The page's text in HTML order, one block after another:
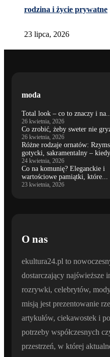
rodzina i życie prywatne
23 lipca, 2026
moda
Total look – co to znaczy i
26 kwietnia, 2026
Co zrobić, żeby sweter nie
26 kwietnia, 2026
Różne rodzaje ornatów:
gotycki, sakramentalny –
24 kwietnia, 2026
Co na komunię? Eleganckie i
wartościowe pamiątki, które...
23 kwietnia, 2026
O nas
ekultura24.pl to
dostarczający najświeższe
rozrywki, celebrytów,
misją jest prezentowanie
artykułów, ciekawostek i
potrzeby współczesnych
przestrzeń, w której